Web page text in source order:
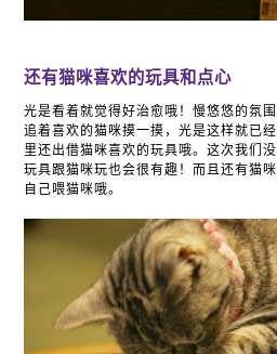
还有猫咪喜欢的玩具和点心
光是看着就觉得好治愈哦！慢悠悠的氛
追着喜欢的猫咪摸一摸，光是这样就已
里还出借猫咪喜欢的玩具哦。这次我们
玩具跟猫咪玩也会很有趣！而且还有猫
自己喂猫咪哦。